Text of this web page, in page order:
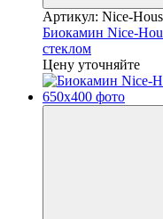
Артикул: Nice-
Биокамин Nice-
стеклом
Цену уточняйте